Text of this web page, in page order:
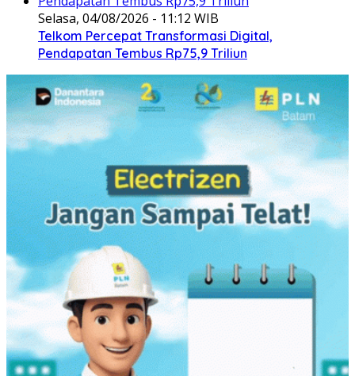
Selasa, 04/08/2026 - 11:12 WIB
Telkom Percepat Transformasi Digital,
Pendapatan Tembus Rp75,9 Triliun